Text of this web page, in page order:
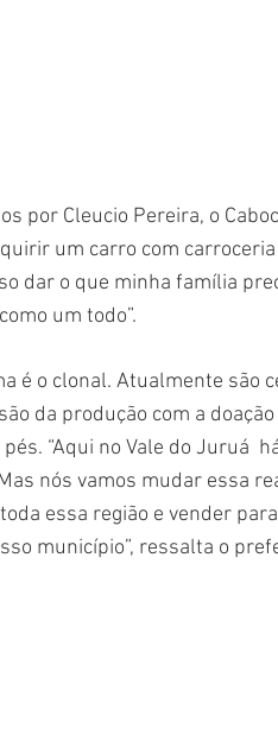
por Cleucio Pereira, o
um carro com
dar o que minha família
um todo”.
é o clonal. Atualmente são
da produção com a
“Aqui no Vale do Juruá
nós vamos mudar essa
essa região e vender
município”, ressalta o